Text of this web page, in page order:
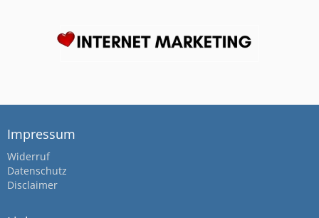
Impressum
Widerruf
Datenschutz
Disclaimer